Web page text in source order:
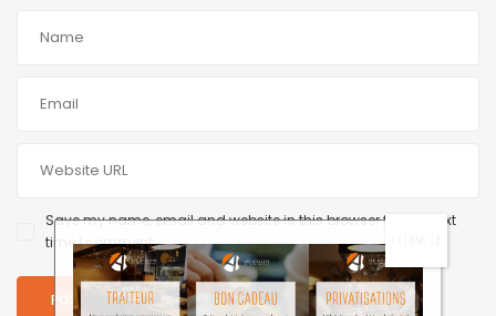
Save my name, email and website in this browser for the next
time I comment.